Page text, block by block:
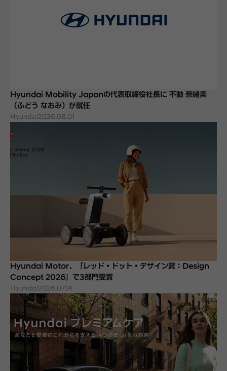
Hyundai Mobility Japanの代表取締役社長に 不動 奈緒美
（ふどう なおみ）が就任
Hyundai2026.08.01
Hyundai Motor、「レッド・ドット・デザイン賞：Design
Concept 2026」で3部門受賞
Hyundai2026.07.14